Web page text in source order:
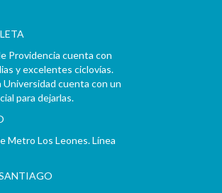
Providencia cuenta con
y excelentes ciclovías.
Universidad cuenta con un
para dejarlas.
Metro Los Leones. Línea